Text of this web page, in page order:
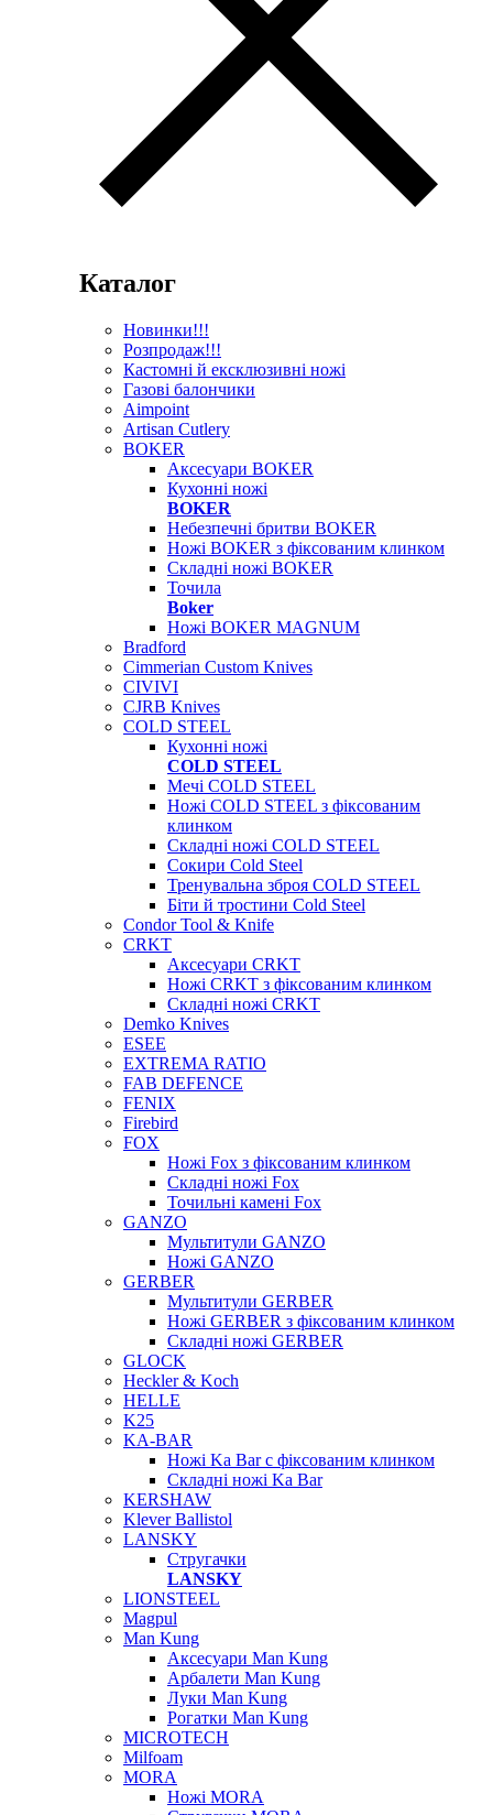
Каталог
Новинки!!!
Розпродаж!!!
Кастомні й ексклюзивні ножі
Газові балончики
Aimpoint
Artisan Cutlery
BOKER
Аксесуари BOKER
Кухонні ножі
BOKER
Небезпечні бритви BOKER
Ножі BOKER з фіксованим клинком
Складні ножі BOKER
Точила
Boker
Ножі BOKER MAGNUM
Bradford
Cimmerian Custom Knives
CIVIVI
CJRB Knives
COLD STEEL
Кухонні ножі
COLD STEEL
Мечі COLD STEEL
Ножі COLD STEEL з фіксованим
клинком
Складні ножі COLD STEEL
Сокири Cold Steel
Тренувальна зброя COLD STEEL
Біти й тростини Cold Steel
Condor Tool & Knife
CRKT
Аксесуари CRKT
Ножі CRKT з фіксованим клинком
Складні ножі CRKT
Demko Knives
ESEE
EXTREMA RATIO
FAB DEFENCE
FENIX
Firebird
FOX
Ножі Fox з фіксованим клинком
Складні ножі Fox
Точильні камені Fox
GANZO
Мультитули GANZO
Ножі GANZO
GERBER
Мультитули GERBER
Ножі GERBER з фіксованим клинком
Складні ножі GERBER
GLOCK
Heckler & Koch
HELLE
K25
KA-BAR
Ножі Ka Bar c фіксованим клинком
Складні ножі Ka Bar
KERSHAW
Klever Ballistol
LANSKY
Стругачки
LANSKY
LIONSTEEL
Magpul
Man Kung
Аксесуари Man Kung
Арбалети Man Kung
Луки Man Kung
Рогатки Man Kung
MICROTECH
Milfoam
MORA
Ножі MORA